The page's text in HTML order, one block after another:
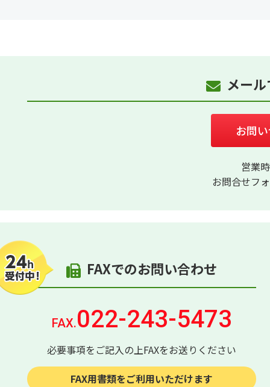
メー
お問
営業
お問合せフ
FAXでのお問い合わせ
FAX.022-243-5473
必要事項をご記入の上FAXをお送りください
FAX用書類をご利用いただけます